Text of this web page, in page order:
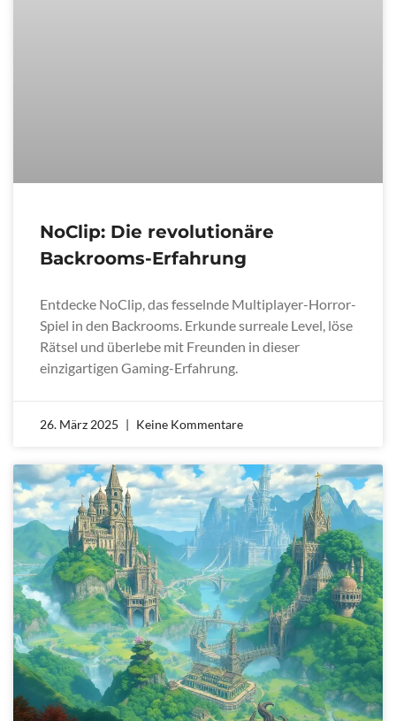
NoClip: Die revolutionäre
Backrooms-Erfahrung
Entdecke NoClip, das fesselnde Multiplayer-Horror-
Spiel in den Backrooms. Erkunde surreale Level, löse
Rätsel und überlebe mit Freunden in dieser
einzigartigen Gaming-Erfahrung.
26. März 2025 Keine Kommentare